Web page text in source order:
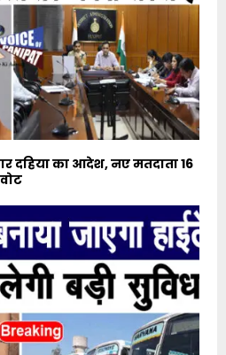
दहिया का आदेश, नए मतदाता 16